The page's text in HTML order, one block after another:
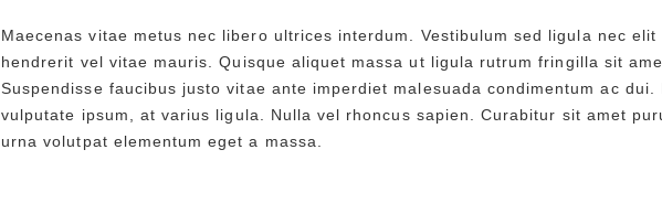
Maecenas vitae metus nec libero ultrices interdum. Vestibulum sed ligula nec elit
hendrerit vel vitae mauris. Quisque aliquet massa ut ligula rutrum fringilla sit
Suspendisse faucibus justo vitae ante imperdiet malesuada condimentum ac dui.
vulputate ipsum, at varius ligula. Nulla vel rhoncus sapien. Curabitur sit amet
urna volutpat elementum eget a massa.